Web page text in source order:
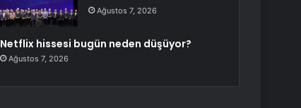
Ağustos 7, 2026
Netflix hissesi bugün neden düşüyor?
Ağustos 7, 2026